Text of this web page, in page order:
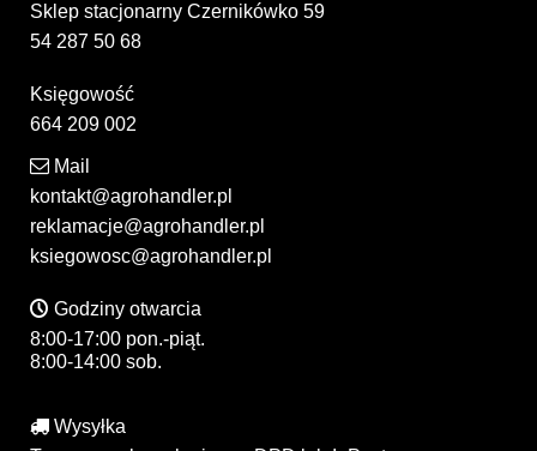
Sklep stacjonarny Czernikówko 59
54 287 50 68
Księgowość
664 209 002
Mail
kontakt@agrohandler.pl
reklamacje@agrohandler.pl
ksiegowosc@agrohandler.pl
Godziny otwarcia
8:00-17:00 pon.-piąt.
8:00-14:00 sob.
Wysyłka